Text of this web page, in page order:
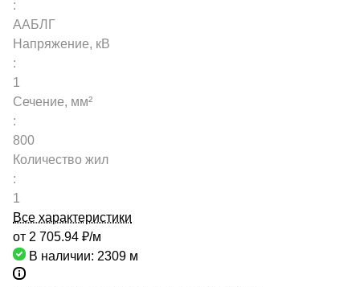
:
ААБЛГ
Напряжение, кВ
:
1
Сечение, мм²
:
800
Количество жил
:
1
Все характеристики
от 2 705.94 ₽/м
В наличии: 2309 м